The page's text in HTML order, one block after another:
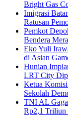
Bright Gas
Imigrasi
Ratusan
Pemkot
Bendera
Eko Yuli
di Asian
Hunian
LRT City
Ketua
Sekolah
TNI AL
Rp2,1 Triliun